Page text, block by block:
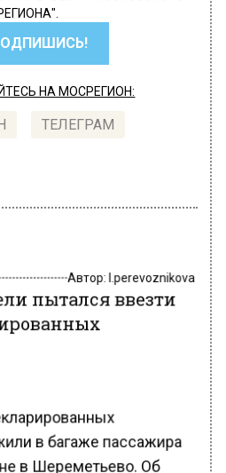
НА МОСРЕГИОН:
ТЕЛЕГРАМ
пытался ввезти
в багаже пассажира
в Шереметьево. Об